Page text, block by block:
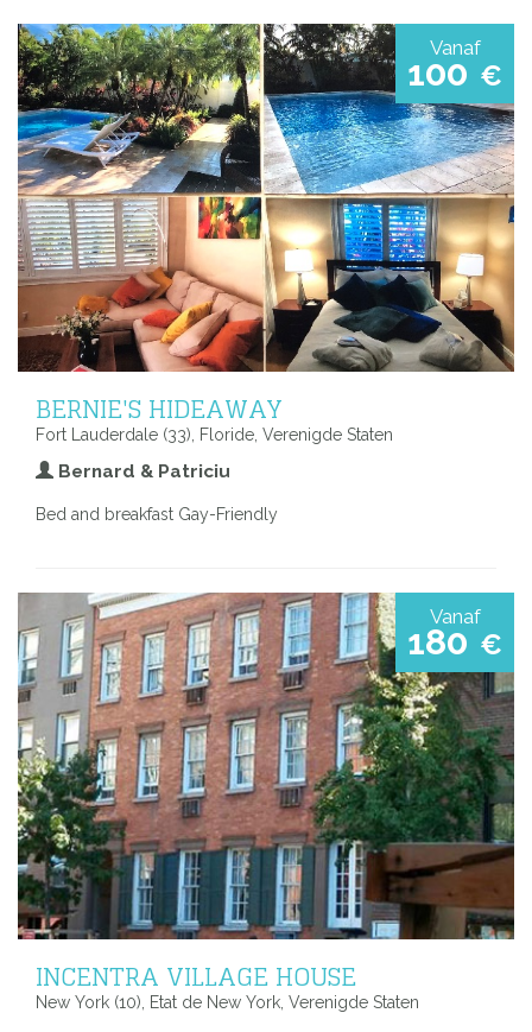
Vanaf
100 €
BERNIE'S HIDEAWAY
Fort Lauderdale (33), Floride, Verenigde Staten
Bernard & Patriciu
Bed and breakfast Gay-Friendly
Vanaf
180 €
INCENTRA VILLAGE HOUSE
New York (10), Etat de New York, Verenigde Staten